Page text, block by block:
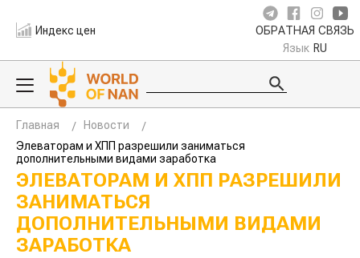
Индекс цен ОБРАТНАЯ СВЯЗЬ
Язык RU
Главная
Новости
Элеваторам и ХПП разрешили заниматься
дополнительными видами заработка
ЭЛЕВАТОРАМ И ХПП РАЗРЕШИЛИ
ЗАНИМАТЬСЯ
ДОПОЛНИТЕЛЬНЫМИ ВИДАМИ
ЗАРАБОТКА